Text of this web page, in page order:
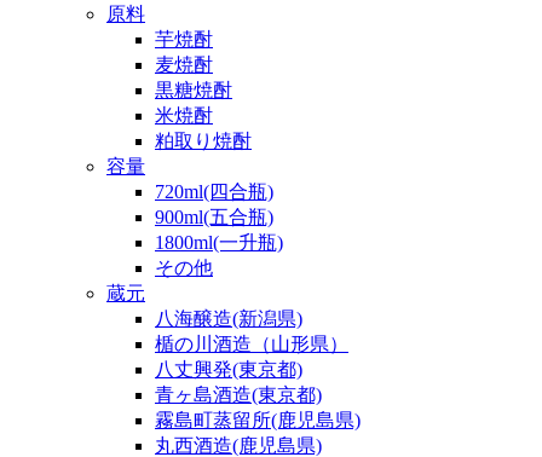
原料
芋焼酎
麦焼酎
黒糖焼酎
米焼酎
粕取り焼酎
容量
720ml(四合瓶)
900ml(五合瓶)
1800ml(一升瓶)
その他
蔵元
八海醸造(新潟県)
楯の川酒造（山形県）
八丈興発(東京都)
青ヶ島酒造(東京都)
霧島町蒸留所(鹿児島県)
丸西酒造(鹿児島県)